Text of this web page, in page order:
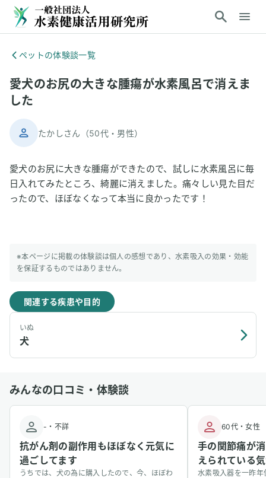
ペットの体験談一覧
愛犬のお尻の大きな腫瘍が水素風呂で消えま
した
たかしさん （50代・ 男性）
愛犬のお尻に大きな腫瘍ができたので、試しに水素風呂に毎
日入れてみたところ、綺麗に消えました。痛々しい見た目だ
ったので、ほぼなくなって本当に良かったです！
※本ページに掲載の体験談は個人の感想であり、水素吸入の効果・効能
を保証するものではありません。
関連する疾患や目的
いぬ
犬
みんなの口コミ・体験談
- ・ 不詳
抗がん剤の副作用もほぼなく元気に
過ごしてます
うちでは、犬の為に購入したので、今、ほぼわ
60代・女性
手の関節痛が
えられている
水素吸入器を一昨